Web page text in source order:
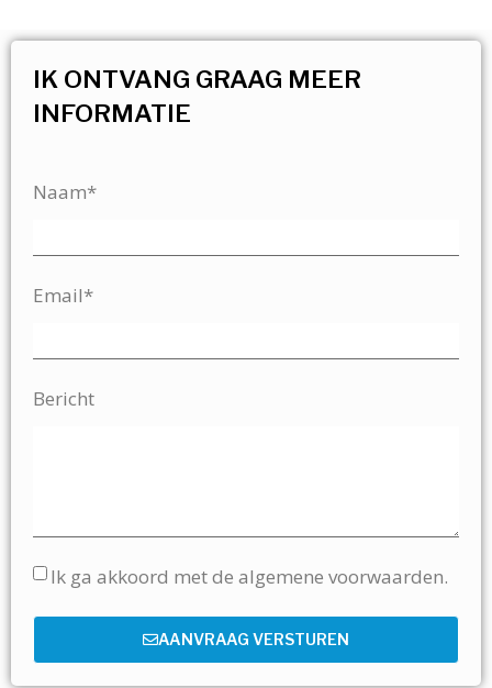
IK ONTVANG GRAAG MEER
INFORMATIE
Naam*
Email*
Bericht
Ik ga akkoord met de algemene voorwaarden.
AANVRAAG VERSTUREN